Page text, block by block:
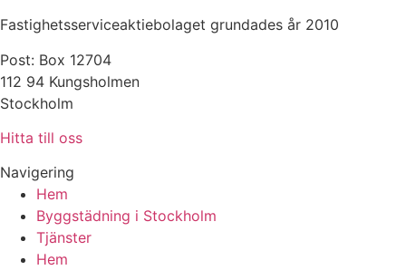
Fastighetsserviceaktiebolaget grundades år 2010
Post: Box 12704
112 94 Kungsholmen
Stockholm
Hitta till oss
Navigering
Hem
Byggstädning i Stockholm
Tjänster
Hem